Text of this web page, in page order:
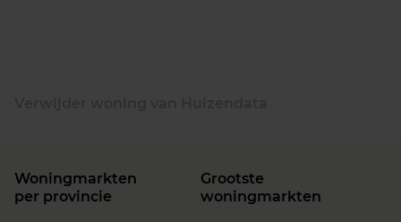
Woningmarkten
per provincie
Grootste
woningmarkten